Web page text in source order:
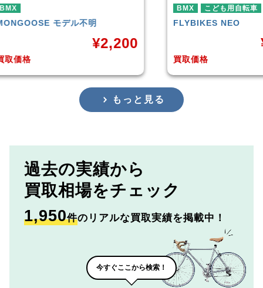
FLYBIKES
BMX
もっと見る
過去の実績から
買取相場をチェック
1,950件のリアルな買取実績を掲載中！
今すぐここから検索！